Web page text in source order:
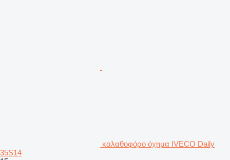
καλαθοφόρο όχημα IVECO Daily
35S14